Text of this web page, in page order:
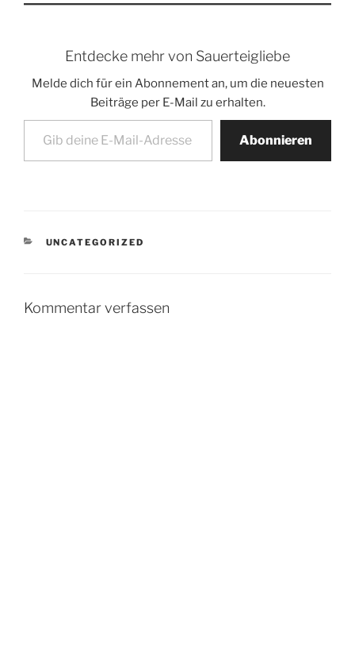
Entdecke mehr von Sauerteigliebe
Melde dich für ein Abonnement an, um die neuesten
Beiträge per E-Mail zu erhalten.
Gib deine E-Mail-Adresse ein ...
Abonnieren
KATEGORIEN
UNCATEGORIZED
Kommentar verfassen